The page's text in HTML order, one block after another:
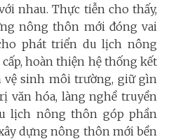
nhau. Thực tiễn cho thấy,
nông thôn mới đóng vai
phát triển du lịch nông
hoàn thiện hệ thống kết
vệ sinh môi trường, giữ gìn
văn hóa, làng nghề truyền
lịch nông thôn góp phần
dựng nông thôn mới bền